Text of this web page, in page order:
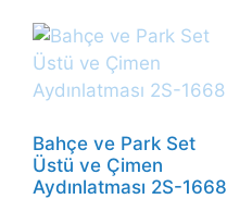
Bahçe ve Park Set
Üstü ve Çimen
Aydınlatması 2S-1668